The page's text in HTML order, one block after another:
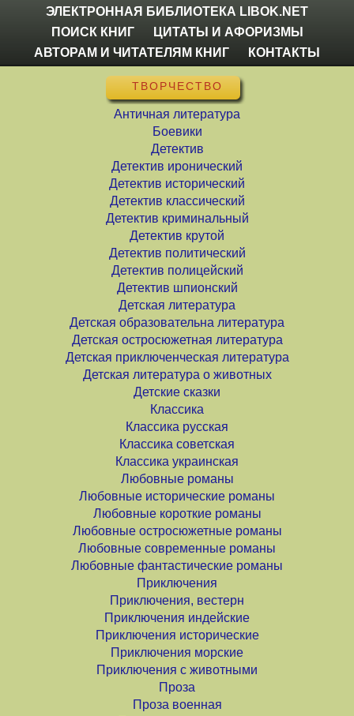
ЭЛЕКТРОННАЯ БИБЛИОТЕКА LIBOK.NET
ПОИСК КНИГ
ЦИТАТЫ И АФОРИЗМЫ
АВТОРАМ И ЧИТАТЕЛЯМ КНИГ
КОНТАКТЫ
ТВОРЧЕСТВО
Античная литература
Боевики
Детектив
Детектив иронический
Детектив исторический
Детектив классический
Детектив криминальный
Детектив крутой
Детектив политический
Детектив полицейский
Детектив шпионский
Детская литература
Детская образовательна литература
Детская остросюжетная литература
Детская приключенческая литература
Детская литература о животных
Детские сказки
Классика
Классика русская
Классика советская
Классика украинская
Любовные романы
Любовные исторические романы
Любовные короткие романы
Любовные остросюжетные романы
Любовные современные романы
Любовные фантастические романы
Приключения
Приключения, вестерн
Приключения индейские
Приключения исторические
Приключения морские
Приключения с животными
Проза
Проза военная